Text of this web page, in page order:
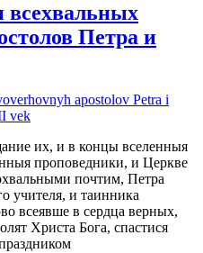
Петра и
их, и в концы вселенныя
проповедники, и Церкве
почтим, Петра
учителя, и таинника
всеявше в сердца верных,
Христа Бога, спастися